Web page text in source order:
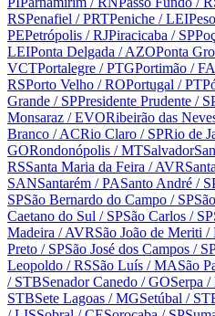
RSPenafiel / PRTPeniche / LEI
PEPetrópolis / RJPiracicaba / SP
LEIPonta Delgada / AZOPonta
VCTPortalegre / PTGPortimão /
RSPorto Velho / ROPortugal / PT
Grande / SPPresidente Prudente /
Monsaraz / EVORibeirão das
Branco / ACRio Claro / SPRio de
GORondonópolis / MTSalvador
RSSanta Maria da Feira / AVR
SANSantarém / PASanto André /
SPSão Bernardo do Campo / SP
Caetano do Sul / SPSão Carlos / SP
Madeira / AVRSão João de Meriti /
Preto / SPSão José dos Campos /
Leopoldo / RSSão Luís / MASão
/ STBSenador Canedo / GOSerpa /
STBSete Lagoas / MGSetúbal /